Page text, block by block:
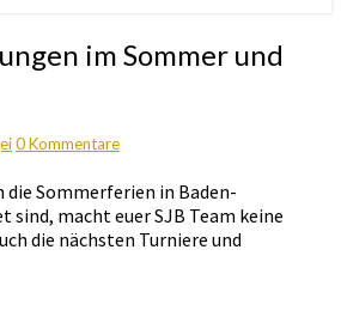
im Sommer und
Kommentare
0 Kommentare
die Sommerferien in Baden-
macht euer SJB Team keine
die nächsten Turniere und